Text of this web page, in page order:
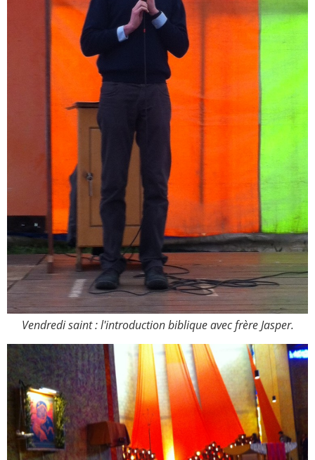
Vendredi saint : l'introduction biblique avec frère Jasper.